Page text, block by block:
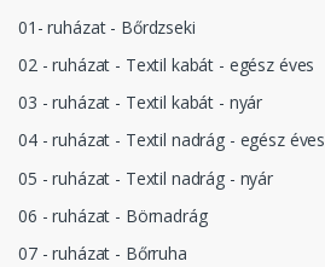
01- ruházat - Bőrdzseki
02 - ruházat - Textil kabát - egész éves
03 - ruházat - Textil kabát - nyár
04 - ruházat - Textil nadrág - egész éves
05 - ruházat - Textil nadrág - nyár
06 - ruházat - Börnadrág
07 - ruházat - Bőrruha